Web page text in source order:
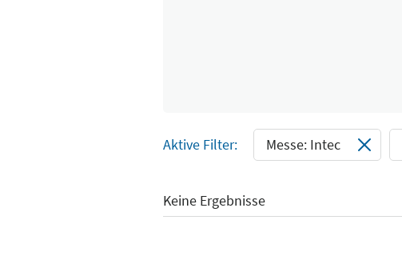
Aktive Filter: Messe: Intec
Keine Ergebnisse